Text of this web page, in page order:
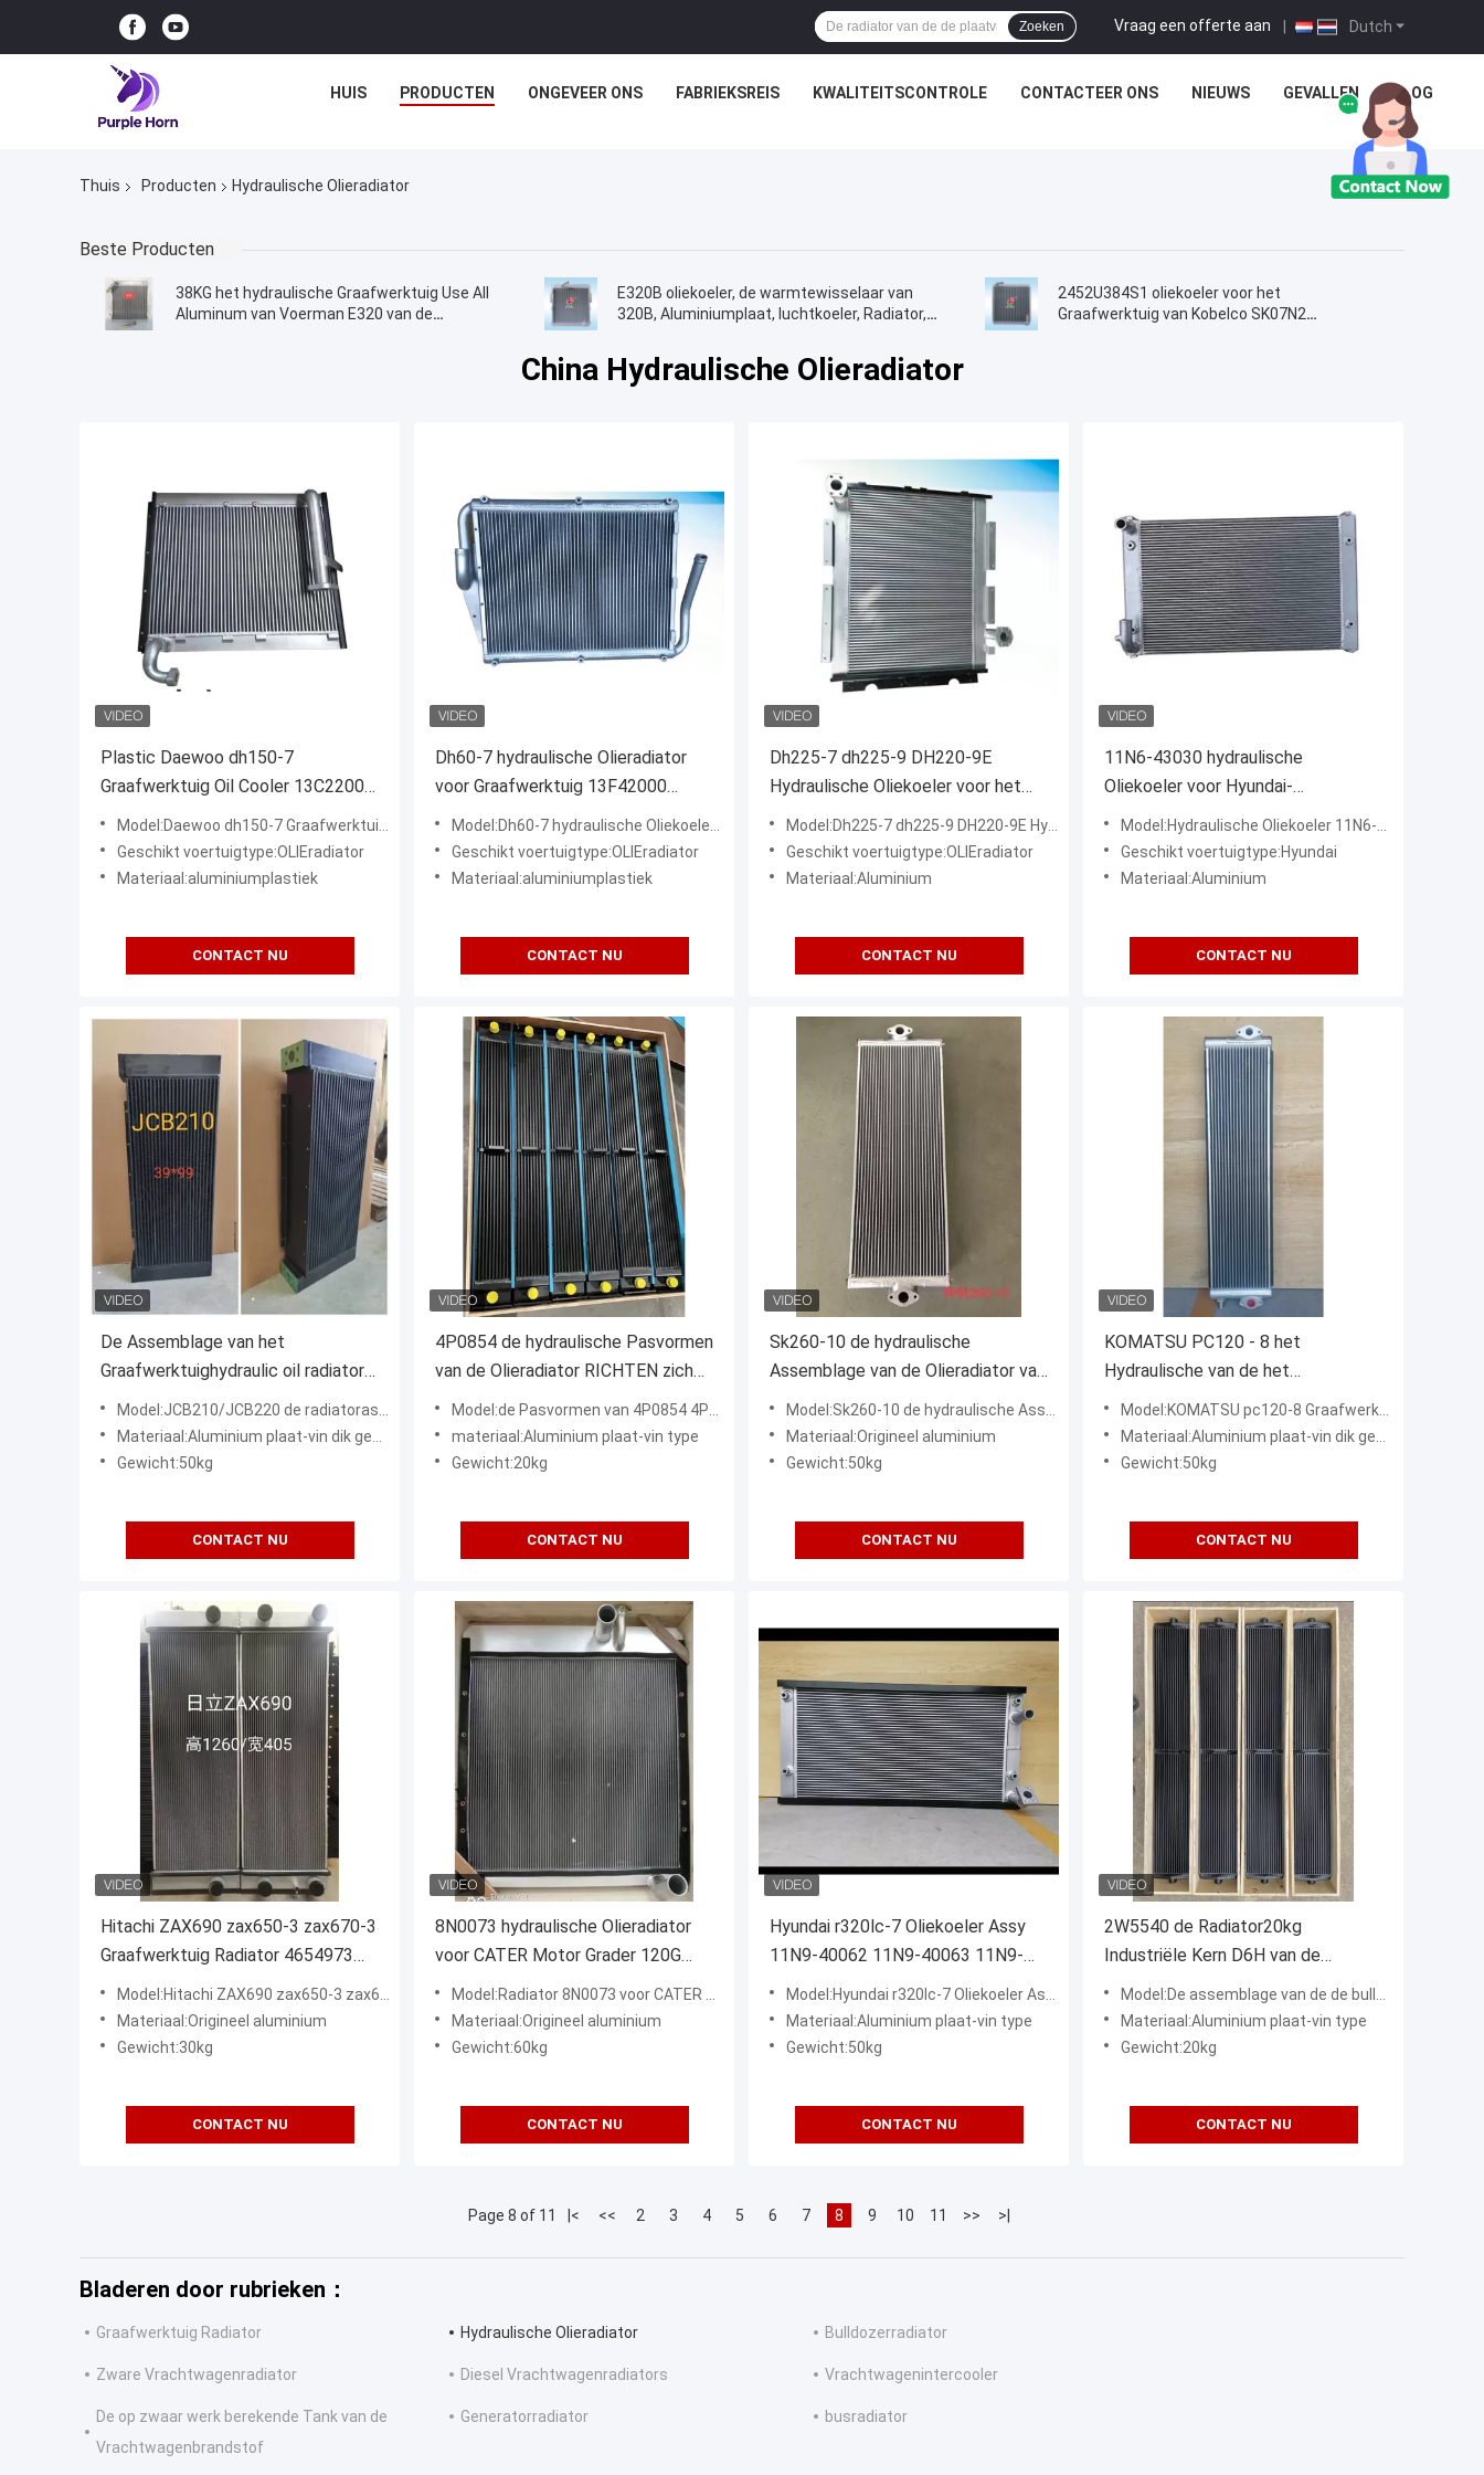
Dutch
Vraag een offerte aan |
Zoeken
HUIS PRODUCTEN ONGEVEER ONS FABRIEKSREIS KWALITEITSCONTROLE CONTACTEER ONS NIEUWS GEVALLEN BLOG
Thuis Producten Hydraulische Olieradiator
Beste Producten
38KG het hydraulische Graafwerktuig Use All
Aluminum van Voerman E320 van de
E320B oliekoeler, de warmtewisselaar van
320B, Aluminiumplaat, luchtkoeler, Radiator,
2452U384S1 oliekoeler voor het
Graafwerktuig van Kobelco SK07N2
China Hydraulische Olieradiator
Plastic Daewoo dh150-7
Graafwerktuig Oil Cooler 13C22000
13C-22000
Model:Daewoo dh150-7 Graafwerktuig Oil Cooler 13C22000 13C-22000
Geschikt voertuigtype:OLIEradiator
Materiaal:aluminiumplastiek
CONTACT NU
Dh60-7 hydraulische Olieradiator
voor Graafwerktuig 13F42000
13G62000
Model:Dh60-7 hydraulische Oliekoeler voor het Graafwerktuig 13F42000 13G62000 van Daewoo Doosan
Geschikt voertuigtype:OLIEradiator
Materiaal:aluminiumplastiek
CONTACT NU
Dh225-7 dh225-9 DH220-9E
Hydraulische Oliekoeler voor het
Graafwerktuig 13G22000 van
Daewoo Doosan
Model:Dh225-7 dh225-9 DH220-9E Hydraulische Oliekoeler voor het Graafwerktuig 13G22000 van Daewoo Doosan
Geschikt voertuigtype:OLIEradiator
Materiaal:Aluminium
CONTACT NU
11N6-43030 hydraulische
Oliekoeler voor Hyundai-
Graafwerktuig r210-7 R210-7A
r225-7
Model:Hydraulische Oliekoeler 11N6-43030 voor Hyundai-Graafwerktuig r210-7 R210-7A
Geschikt voertuigtype:Hyundai
Materiaal:Aluminium
CONTACT NU
De Assemblage van het
Graafwerktuighydraulic oil radiator
van JCB210 JCB220
Model:JCB210/JCB220 de radiatorassemblage van de graafwerktuig hydraulische olie
Materiaal:Aluminium plaat-vin dik gemaakte pijp
Gewicht:50kg
CONTACT NU
4P0854 de hydraulische Pasvormen
van de Olieradiator RICHTEN zich
Aftermarket van D6R D6RXR
D6RXW
Model:de Pasvormen van 4P0854 4P0854 RICHTEN zich D6R, D6RXR, D6RXW bij AFTERMARKET
materiaal:Aluminium plaat-vin type
Gewicht:20kg
CONTACT NU
Sk260-10 de hydraulische
Assemblage van de Olieradiator van
Kobelco-Graafwerktuig
Model:Sk260-10 de hydraulische Assemblage van de Olieradiator van Kobelco-Graafwerktuig
Materiaal:Origineel aluminium
Gewicht:50kg
CONTACT NU
KOMATSU PC120 - 8 het
Hydraulische van de het
Aluminiumplaat van de Olieradiator
Graafwerktuig Oil Cooler
Model:KOMATSU pc120-8 Graafwerktuig Oil Cooler
Materiaal:Aluminium plaat-vin dik gemaakte pijp
Gewicht:50kg
CONTACT NU
Hitachi ZAX690 zax650-3 zax670-3
Graafwerktuig Radiator 4654973
4654972
Model:Hitachi ZAX690 zax650-3 zax670-3 Graafwerktuig Radiator 4654973 4654972
Materiaal:Origineel aluminium
Gewicht:30kg
CONTACT NU
8N0073 hydraulische Olieradiator
voor CATER Motor Grader 120G
12G 130G 140G 160G 3304 3306
Model:Radiator 8N0073 voor CATER Motor Grader 120G 12G 130G 140G 160G 3304 3306
Materiaal:Origineel aluminium
Gewicht:60kg
CONTACT NU
Hyundai r320lc-7 Oliekoeler Assy
11N9-40062 11N9-40063 11N9-
43510 11NA-40230
Model:Hyundai r320lc-7 Oliekoeler Assy 11N9-40062 11N9-40063 11N9-43510 11NA-40230
Materiaal:Aluminium plaat-vin type
Gewicht:50kg
CONTACT NU
2W5540 de Radiator20kg
Industriële Kern D6H van de
aluminium Hydraulische Olie
Model:De assemblage van de de bulldozerradiator van voerman D6H
Materiaal:Aluminium plaat-vin type
Gewicht:20kg
CONTACT NU
Page 8 of 11 |< << 2 3 4 5 6 7 8 9 10 11 >> >|
Bladeren door rubrieken：
Graafwerktuig Radiator Hydraulische Olieradiator Bulldozerradiator
Zware Vrachtwagenradiator Diesel Vrachtwagenradiators Vrachtwagenintercooler
De op zwaar werk berekende Tank van de
Vrachtwagenbrandstof
Generatorradiator busradiator